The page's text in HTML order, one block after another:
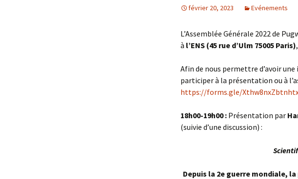
février 20, 2023 Evénements
L’Assemblée Générale 2022 de
à l’ENS (45 rue d’Ulm 75005 Paris)
Afin de nous permettre d’avoir
participer à la présentation ou à
https://forms.gle/
18h00-19h00 : Présentation par
(suivie d’une discussion) :
Depuis la 2e guerre mondiale,